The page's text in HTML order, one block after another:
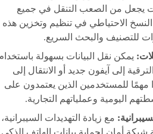
يجعل من الصعب التنقل في جميع
النسخ الاحتياطي في تنظيم وتخزين هذه
للتصنيف والبحث السريع.
يمكن نقل البيانات بسهولة
إلى آيفون جديد أو الانتقال إلى
مهمًا للمستخدمين الذين يعتمدون على
اليومية وعملياتهم التجارية.
مع زيادة التهديدات السيبرانية،
شبكة أمان لحماية بيانات الهاتف الذكي